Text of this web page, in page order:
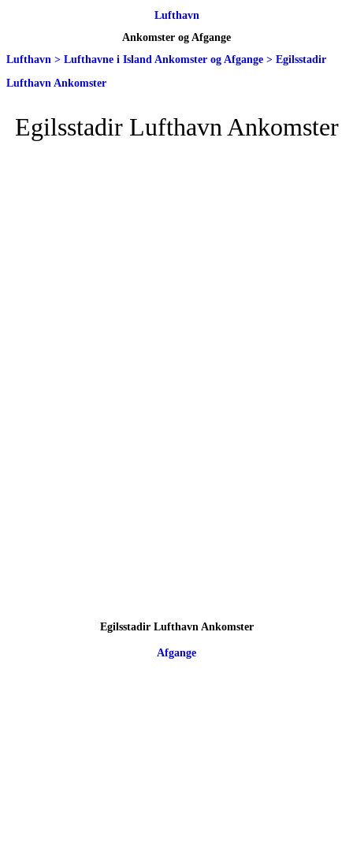
Lufthavn
Ankomster og Afgange
Lufthavn > Lufthavne i Island Ankomster og Afgange > Egilsstadir
Lufthavn Ankomster
Egilsstadir Lufthavn Ankomster
Egilsstadir Lufthavn Ankomster
Afgange